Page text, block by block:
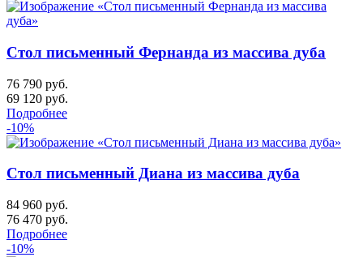
Стол письменный Фернанда из массива дуба
76 790 руб.
69 120 руб.
Подробнее
-10%
Стол письменный Диана из массива дуба
84 960 руб.
76 470 руб.
Подробнее
-10%